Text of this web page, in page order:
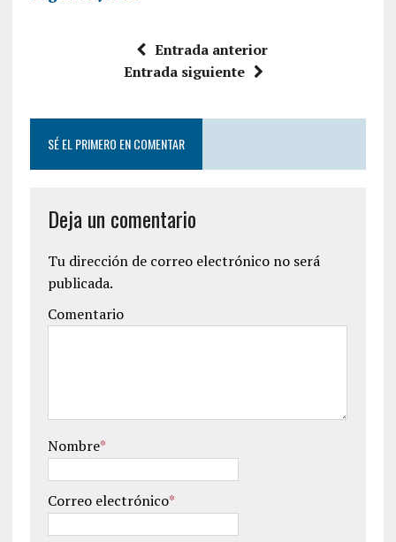
Entrada anterior
Entrada siguiente
SÉ EL PRIMERO EN COMENTAR
Deja un comentario
Tu dirección de correo electrónico no será
publicada.
Comentario
Nombre*
Correo electrónico*